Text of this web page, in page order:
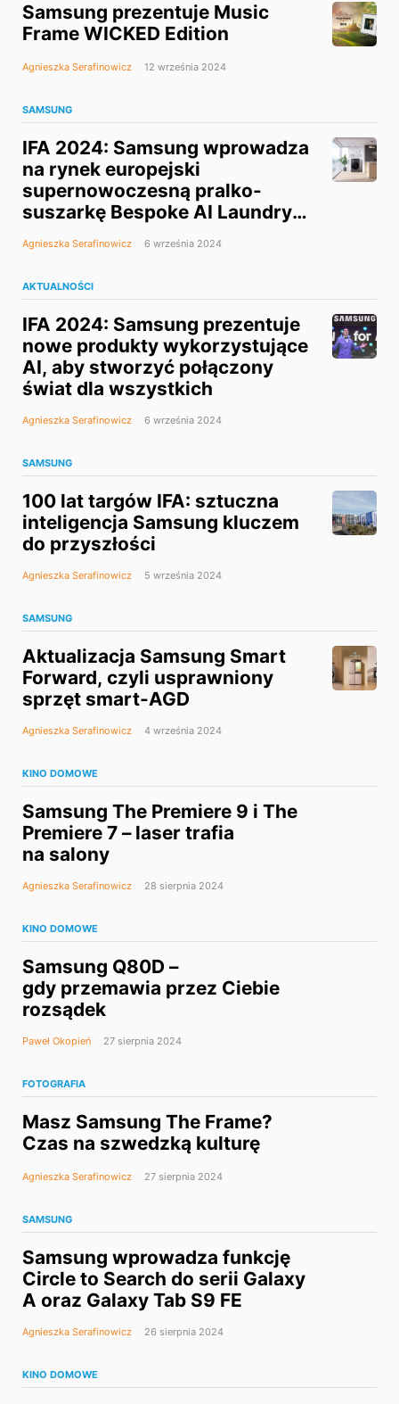
Samsung prezentuje Music
Frame WICKED Edition
Agnieszka Serafinowicz 12 września 2024
SAMSUNG
IFA 2024: Samsung wprowadza
na rynek europejski
supernowoczesną pralko-
suszarkę Bespoke AI Laundry
Combo
Agnieszka Serafinowicz 6 września 2024
AKTUALNOŚCI
IFA 2024: Samsung prezentuje
nowe produkty wykorzystujące
AI, aby stworzyć połączony
świat dla wszystkich
Agnieszka Serafinowicz 6 września 2024
SAMSUNG
100 lat targów IFA: sztuczna
inteligencja Samsung kluczem
do przyszłości
Agnieszka Serafinowicz 5 września 2024
SAMSUNG
Aktualizacja Samsung Smart
Forward, czyli usprawniony
sprzęt smart-AGD
Agnieszka Serafinowicz 4 września 2024
KINO DOMOWE
Samsung The Premiere 9 i The
Premiere 7 – laser trafia
na salony
Agnieszka Serafinowicz 28 sierpnia 2024
KINO DOMOWE
Samsung Q80D –
gdy przemawia przez Ciebie
rozsądek
Paweł Okopień 27 sierpnia 2024
FOTOGRAFIA
Masz Samsung The Frame?
Czas na szwedzką kulturę
Agnieszka Serafinowicz 27 sierpnia 2024
SAMSUNG
Samsung wprowadza funkcję
Circle to Search do serii Galaxy
A oraz Galaxy Tab S9 FE
Agnieszka Serafinowicz 26 sierpnia 2024
KINO DOMOWE